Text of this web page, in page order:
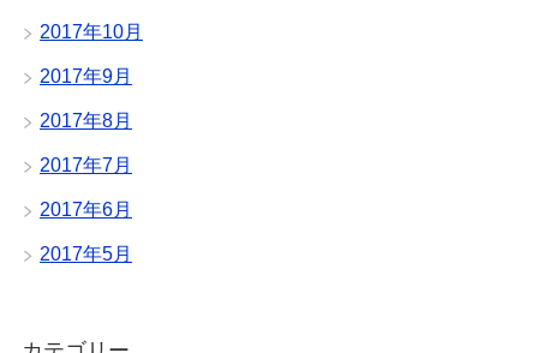
2017年10月
2017年9月
2017年8月
2017年7月
2017年6月
2017年5月